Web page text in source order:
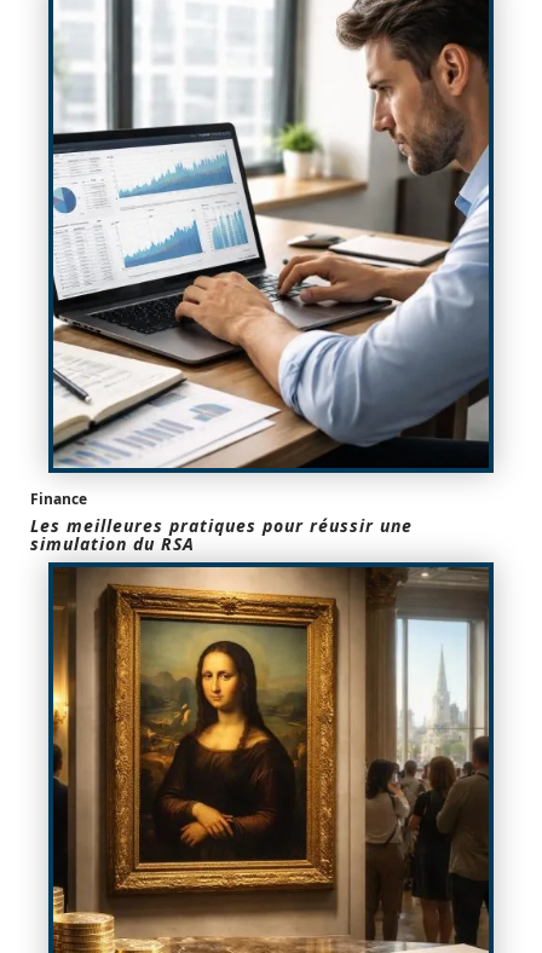
Finance
Les meilleures pratiques pour réussir une
simulation du RSA